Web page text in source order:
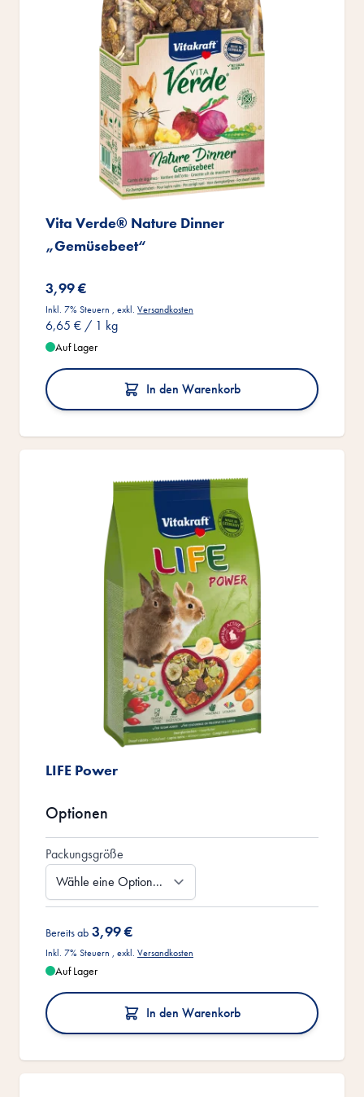
Vita Verde® Nature Dinner
„Gemüsebeet“
3,99 €
Inkl. 7% Steuern , exkl. Versandkosten
6,65 € / 1 kg
Auf Lager
In den Warenkorb
LIFE Power
Optionen
Packungsgröße
Bereits ab 3,99 €
Inkl. 7% Steuern , exkl. Versandkosten
Auf Lager
In den Warenkorb